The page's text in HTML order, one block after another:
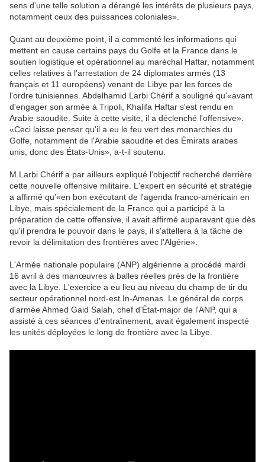
sens d'une telle solution a dérangé les intérêts de plusieurs pays,
notamment ceux des puissances coloniales».
Quant au deuxième point, il a commenté les informations qui
mettent en cause certains pays du Golfe et la France dans le
soutien logistique et opérationnel au maréchal Haftar, notamment
celles relatives à l'arrestation de 24 diplomates armés (13
français et 11 européens) venant de Libye par les forces de
l'ordre tunisiennes. Abdelhamid Larbi Chérif a souligné qu'«avant
d'engager son armée à Tripoli, Khalifa Haftar s'est rendu en
Arabie saoudite. Suite à cette visite, il a déclenché l'offensive».
«Ceci laisse penser qu'il a eu le feu vert des monarchies du
Golfe, notamment de l'Arabie saoudite et des Émirats arabes
unis, donc des États-Unis», a-t-il soutenu.
M.Larbi Chérif a par ailleurs expliqué l'objectif recherché derrière
cette nouvelle offensive militaire. L'expert en sécurité et stratégie
a affirmé qu'«en bon exécutant de l'agenda franco-américain en
Libye, mais spécialement de la France qui a participé à la
préparation de cette offensive, il avait affirmé auparavant que dès
qu'il prendra le pouvoir dans le pays, il s'attellera à la tâche de
revoir la délimitation des frontières avec l'Algérie».
L'Armée nationale populaire (ANP) algérienne a procédé mardi
16 avril à des manœuvres à balles réelles près de la frontière
avec la Libye. L'exercice a eu lieu au niveau du champ de tir du
secteur opérationnel nord-est In-Amenas. Le général de corps
d'armée Ahmed Gaid Salah, chef d'État-major de l'ANP, qui a
assisté à ces séances d'entraînement, avait également inspecté
les unités déployées le long de frontière avec la Libye.